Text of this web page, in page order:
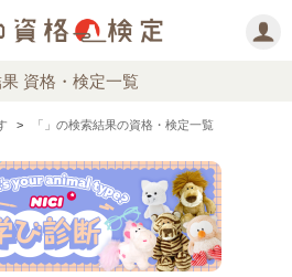
資格・検定一覧
「」の検索結果の資格・検定一覧